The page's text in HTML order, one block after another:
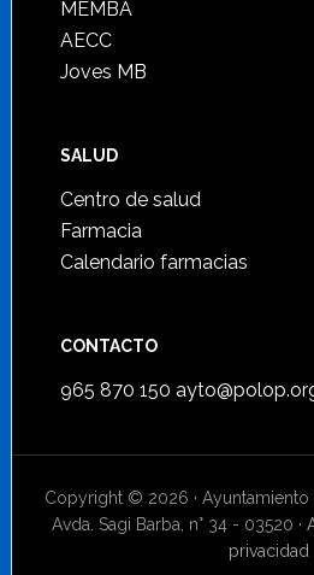
MEMBA
AECC
Joves MB
SALUD
Centro de salud
Farmacia
Calendario farmacias
CONTACTO
965 870 150
Copyright © 2026 · Ayuntamiento
Avda. Sagi Barba, n° 34 - 03520 ·
privacidad